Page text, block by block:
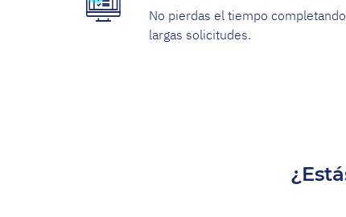
No pierdas el tiempo completando
largas solicitudes.